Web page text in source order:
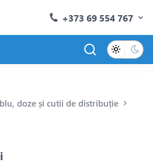
+373 69 554 767
doze și cutii de distribuție